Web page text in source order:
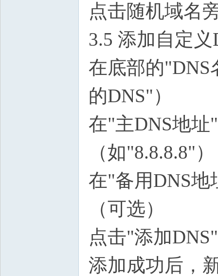
点击随机域名
3.5 添加自定
在底部的"DNS
的DNS"）
在"主DNS地址
（如"8.8.8.8"）
在"备用DNS地
（可选）
点击"添加
添加成功后，